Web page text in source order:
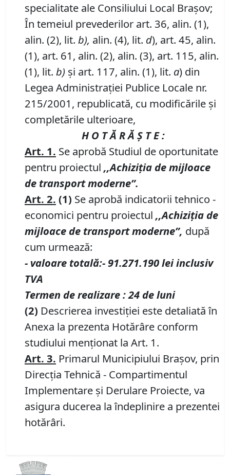
specialitate ale Consiliului Local Braşov;
În temeiul prevederilor art. 36, alin. (1),
alin. (2), lit. b), alin. (4), lit. d), art. 45, alin.
(1), art. 61, alin. (2), alin. (3), art. 115, alin.
(1), lit. b) şi art. 117, alin. (1), lit. a) din
Legea Administraţiei Publice Locale nr.
215/2001, republicată, cu modificările şi
completările ulterioare,
H O T Ă R Ă Ş T E :
Art. 1. Se aprobă Studiul de oportunitate
pentru proiectul ,,Achiziţia de mijloace
de transport moderne”.
Art. 2. (1) Se aprobă indicatorii tehnico -
economici pentru proiectul ,,Achiziţia de
mijloace de transport moderne”, după
cum urmează:
- valoare totală:- 91.271.190 lei inclusiv
TVA
Termen de realizare : 24 de luni
(2) Descrierea investiţiei este detaliată în
Anexa la prezenta Hotărâre conform
studiului menţionat la Art. 1.
Art. 3. Primarul Municipiului Braşov, prin
Direcţia Tehnică - Compartimentul
Implementare şi Derulare Proiecte, va
asigura ducerea la îndeplinire a prezentei
hotărâri.